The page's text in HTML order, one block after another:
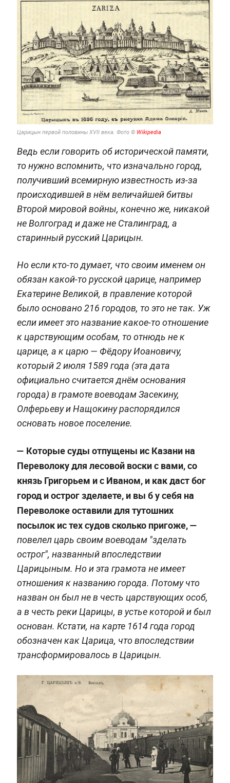
Царицын первой половины XVII века. Фото © Wikipedia
Ведь если говорить об исторической памяти,
то нужно вспомнить, что изначально город,
получивший всемирную известность из-за
происходившей в нём величайшей битвы
Второй мировой войны, конечно же, никакой
не Волгоград и даже не Сталинград, а
старинный русский Царицын.
Но если кто-то думает, что своим именем он
обязан какой-то русской царице, например
Екатерине Великой, в правление которой
было основано 216 городов, то это не так. Уж
если имеет это название какое-то отношение
к царствующим особам, то отнюдь не к
царице, а к царю — Фёдору Иоановичу,
который 2 июля 1589 года (эта дата
официально считается днём основания
города) в грамоте воеводам Засекину,
Олферьеву и Нащокину распорядился
основать новое поселение.
— Которые суды отпущены ис Казани на
Переволоку для лесовой воски с вами, со
князь Григорьем и с Иваном, и как даст бог
город и острог зделаете, и вы б у себя на
Переволоке оставили для тутошних
посылок ис тех судов сколько пригоже, —
повелел царь своим воеводам "зделать
острог", названный впоследствии
Царицыным. Но и эта грамота не имеет
отношения к названию города. Потому что
назван он был не в честь царствующих особ,
а в честь реки Царицы, в устье которой и был
основан. Кстати, на карте 1614 года город
обозначен как Царица, что впоследствии
трансформировалось в Царицын.